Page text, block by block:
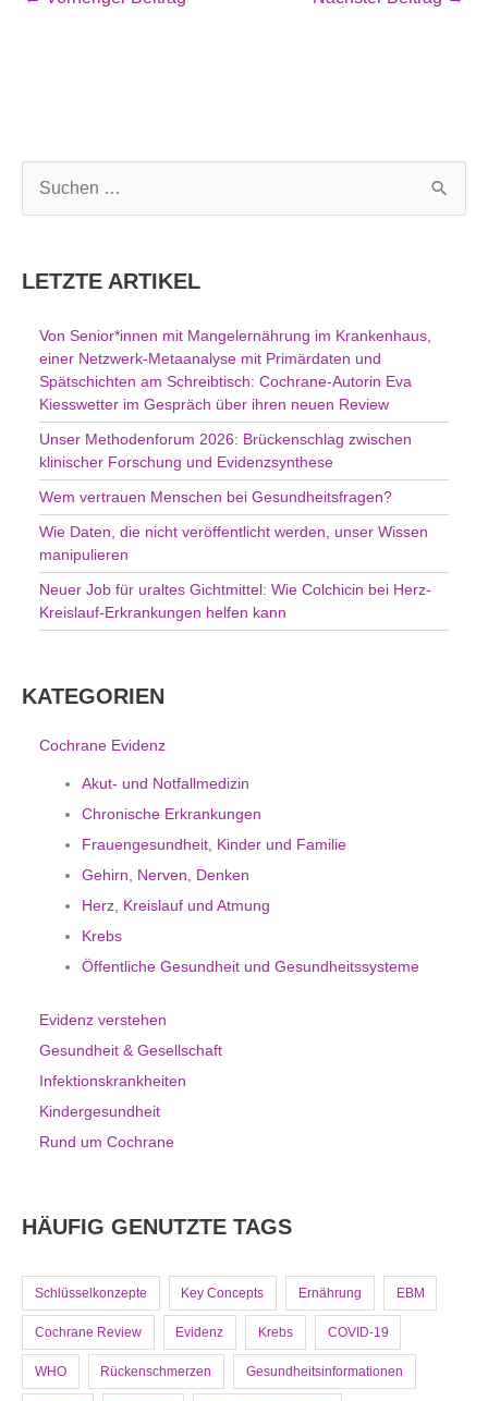
u
e
LETZTE ARTIKEL
Von Senior*innen mit Mangelernährung im Krankenhaus,
einer Netzwerk-Metaanalyse mit Primärdaten und
Spätschichten am Schreibtisch: Cochrane-Autorin Eva
Kiesswetter im Gespräch über ihren neuen Review
Unser Methodenforum 2026: Brückenschlag zwischen
klinischer Forschung und Evidenzsynthese
Wem vertrauen Menschen bei Gesundheitsfragen?
Wie Daten, die nicht veröffentlicht werden, unser Wissen
manipulieren
Neuer Job für uraltes Gichtmittel: Wie Colchicin bei Herz-
Kreislauf-Erkrankungen helfen kann
KATEGORIEN
Cochrane Evidenz
Akut- und Notfallmedizin
Chronische Erkrankungen
Frauengesundheit, Kinder und Familie
Gehirn, Nerven, Denken
Herz, Kreislauf und Atmung
Krebs
Öffentliche Gesundheit und Gesundheitssysteme
Evidenz verstehen
Gesundheit & Gesellschaft
Infektionskrankheiten
Kindergesundheit
Rund um Cochrane
HÄUFIG GENUTZTE TAGS
Schlüsselkonzepte Key Concepts Ernährung EBM
Cochrane Review Evidenz Krebs COVID-19
WHO Rückenschmerzen Gesundheitsinformationen